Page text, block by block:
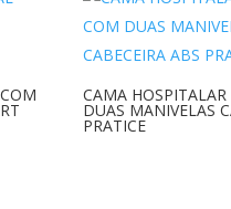
CAMA
DUAS MANIVELAS
PRATICE